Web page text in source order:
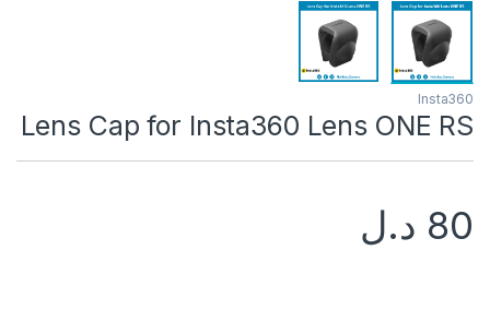
Insta360
Lens Cap for Insta360 Lens ONE RS
80 د.ل